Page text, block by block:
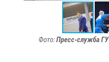
Фото:Пресс-служба